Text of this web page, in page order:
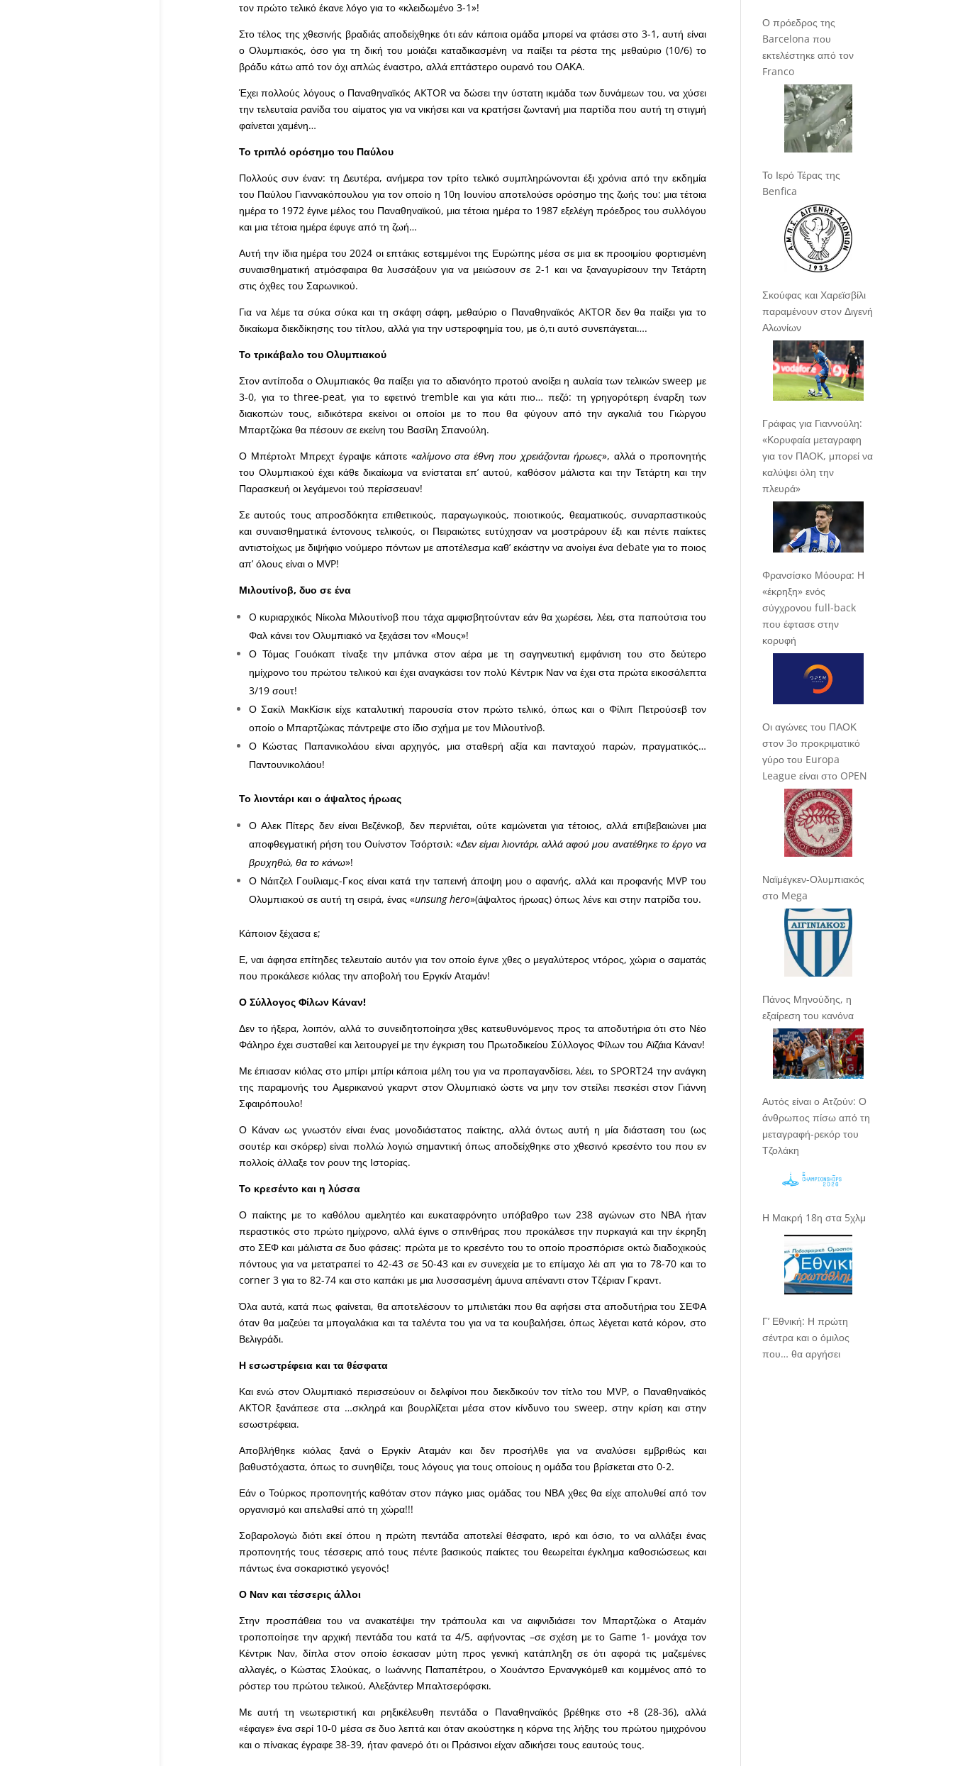
τον πρώτο τελικό έκανε λόγο για το «κλειδωμένο 3-1»!
Στο τέλος της χθεσινής βραδιάς αποδείχθηκε ότι εάν κάποια ομάδα μπορεί να φτάσει στο 3-1, αυτή είναι
ο Ολυμπιακός, όσο για τη δική του μοιάζει καταδικασμένη να παίξει τα ρέστα της μεθαύριο (10/6) το
βράδυ κάτω από τον όχι απλώς έναστρο, αλλά επτάστερο ουρανό του ΟΑΚΑ.
Έχει πολλούς λόγους ο Παναθηναϊκός AKTOR να δώσει την ύστατη ικμάδα των δυνάμεων του, να χύσει
την τελευταία ρανίδα του αίματος για να νικήσει και να κρατήσει ζωντανή μια παρτίδα που αυτή τη στιγμή
φαίνεται χαμένη…
Το τριπλό ορόσημο του Παύλου
Πολλούς συν έναν: τη Δευτέρα, ανήμερα τον τρίτο τελικό συμπληρώνονται έξι χρόνια από την εκδημία
του Παύλου Γιαννακόπουλου για τον οποίο η 10η Ιουνίου αποτελούσε ορόσημο της ζωής του: μια τέτοια
ημέρα το 1972 έγινε μέλος του Παναθηναϊκού, μια τέτοια ημέρα το 1987 εξελέγη πρόεδρος του συλλόγου
και μια τέτοια ημέρα έφυγε από τη ζωή…
Αυτή την ίδια ημέρα του 2024 οι επτάκις εστεμμένοι της Ευρώπης μέσα σε μια εκ προοιμίου φορτισμένη
συναισθηματική ατμόσφαιρα θα λυσσάξουν για να μειώσουν σε 2-1 και να ξαναγυρίσουν την Τετάρτη
στις όχθες του Σαρωνικού.
Για να λέμε τα σύκα σύκα και τη σκάφη σάφη, μεθαύριο ο Παναθηναϊκός AKTOR δεν θα παίξει για το
δικαίωμα διεκδίκησης του τίτλου, αλλά για την υστεροφημία του, με ό,τι αυτό συνεπάγεται….
Το τρικάβαλο του Ολυμπιακού
Στον αντίποδα ο Ολυμπιακός θα παίξει για το αδιανόητο προτού ανοίξει η αυλαία των τελικών sweep με
3-0, για το three-peat, για το εφετινό tremble και για κάτι πιο… πεζό: τη γρηγορότερη έναρξη των
διακοπών τους, ειδικότερα εκείνοι οι οποίοι με το που θα φύγουν από την αγκαλιά του Γιώργου
Μπαρτζώκα θα πέσουν σε εκείνη του Βασίλη Σπανούλη.
Ο Μπέρτολτ Μπρεχτ έγραψε κάποτε «αλίμονο στα έθνη που χρειάζονται ήρωες», αλλά ο προπονητής
του Ολυμπιακού έχει κάθε δικαίωμα να ενίσταται επ’ αυτού, καθόσον μάλιστα και την Τετάρτη και την
Παρασκευή οι λεγάμενοι τού περίσσευαν!
Σε αυτούς τους απροσδόκητα επιθετικούς, παραγωγικούς, ποιοτικούς, θεαματικούς, συναρπαστικούς
και συναισθηματικά έντονους τελικούς, οι Πειραιώτες ευτύχησαν να μοστράρουν έξι και πέντε παίκτες
αντιστοίχως με διψήφιο νούμερο πόντων με αποτέλεσμα καθ’ εκάστην να ανοίγει ένα debate για το ποιος
απ’ όλους είναι ο ΜVP!
Μιλουτίνοβ, δυο σε ένα
O κυριαρχικός Νίκολα Μιλουτίνοβ που τάχα αμφισβητούνταν εάν θα χωρέσει, λέει, στα παπούτσια του
Φαλ κάνει τον Ολυμπιακό να ξεχάσει τον «Μους»!
Ο Τόμας Γουόκαπ τίναξε την μπάνκα στον αέρα με τη σαγηνευτική εμφάνιση του στο δεύτερο
ημίχρονο του πρώτου τελικού και έχει αναγκάσει τον πολύ Κέντρικ Ναν να έχει στα πρώτα εικοσάλεπτα
3/19 σουτ!
Ο Σακίλ ΜακΚίσικ είχε καταλυτική παρουσία στον πρώτο τελικό, όπως και ο Φίλιπ Πετρούσεβ τον
οποίο ο Μπαρτζώκας πάντρεψε στο ίδιο σχήμα με τον Μιλουτίνοβ.
Ο Κώστας Παπανικολάου είναι αρχηγός, μια σταθερή αξία και πανταχού παρών, πραγματικός…
Παντουνικολάου!
Το λιοντάρι και ο άψαλτος ήρωας
Ο Αλεκ Πίτερς δεν είναι Βεζένκοβ, δεν περνιέται, ούτε καμώνεται για τέτοιος, αλλά επιβεβαιώνει μια
αποφθεγματική ρήση του Ουίνστον Τσόρτσιλ: «Δεν είμαι λιοντάρι, αλλά αφού μου ανατέθηκε το έργο να
βρυχηθώ, θα το κάνω»!
Ο Νάιτζελ Γουίλιαμς-Γκος είναι κατά την ταπεινή άποψη μου ο αφανής, αλλά και προφανής MVP του
Ολυμπιακού σε αυτή τη σειρά, ένας «unsunghero»(άψαλτος ήρωας) όπως λένε και στην πατρίδα του.
Κάποιον ξέχασα ε;
Ε, ναι άφησα επίτηδες τελευταίο αυτόν για τον οποίο έγινε χθες ο μεγαλύτερος ντόρος, χώρια ο σαματάς
που προκάλεσε κιόλας την αποβολή του Εργκίν Αταμάν!
Ο Σύλλογος Φίλων Κάναν!
Δεν το ήξερα, λοιπόν, αλλά το συνειδητοποίησα χθες κατευθυνόμενος προς τα αποδυτήρια ότι στο Νέο
Φάληρο έχει συσταθεί και λειτουργεί με την έγκριση του Πρωτοδικείου Σύλλογος Φίλων του Αϊζάια Κάναν!
Με έπιασαν κιόλας στο μπίρι μπίρι κάποια μέλη του για να προπαγανδίσει, λέει, το SPORT24 την ανάγκη
της παραμονής του Αμερικανού γκαρντ στον Ολυμπιακό ώστε να μην τον στείλει πεσκέσι στον Γιάννη
Σφαιρόπουλο!
Ο Κάναν ως γνωστόν είναι ένας μονοδιάστατος παίκτης, αλλά όντως αυτή η μία διάσταση του (ως
σουτέρ και σκόρερ) είναι πολλώ λογιώ σημαντική όπως αποδείχθηκε στο χθεσινό κρεσέντο του που εν
πολλοίς άλλαξε τον ρουν της Ιστορίας.
Το κρεσέντο και η λύσσα
Ο παίκτης με το καθόλου αμελητέο και ευκαταφρόνητο υπόβαθρο των 238 αγώνων στο ΝΒΑ ήταν
περαστικός στο πρώτο ημίχρονο, αλλά έγινε ο σπινθήρας που προκάλεσε την πυρκαγιά και την έκρηξη
στο ΣΕΦ και μάλιστα σε δυο φάσεις: πρώτα με το κρεσέντο του το οποίο προσπόρισε οκτώ διαδοχικούς
πόντους για να μετατραπεί το 42-43 σε 50-43 και εν συνεχεία με το επίμαχο λέι απ για το 78-70 και το
corner 3 για το 82-74 και στο καπάκι με μια λυσσασμένη άμυνα απέναντι στον Τζέριαν Γκραντ.
Όλα αυτά, κατά πως φαίνεται, θα αποτελέσουν το μπιλιετάκι που θα αφήσει στα αποδυτήρια του ΣΕΦΑ
όταν θα μαζεύει τα μπογαλάκια και τα ταλέντα του για να τα κουβαλήσει, όπως λέγεται κατά κόρον, στο
Βελιγράδι.
Η εσωστρέφεια και τα θέσφατα
Και ενώ στον Ολυμπιακό περισσεύουν οι δελφίνοι που διεκδικούν τον τίτλο του MVP, ο Παναθηναϊκός
AKTOR ξανάπεσε στα …σκληρά και βουρλίζεται μέσα στον κίνδυνο του sweep, στην κρίση και στην
εσωστρέφεια.
Αποβλήθηκε κιόλας ξανά ο Εργκίν Αταμάν και δεν προσήλθε για να αναλύσει εμβριθώς και
βαθυστόχαστα, όπως το συνηθίζει, τους λόγους για τους οποίους η ομάδα του βρίσκεται στο 0-2.
Εάν ο Τούρκος προπονητής καθόταν στον πάγκο μιας ομάδας του ΝΒΑ χθες θα είχε απολυθεί από τον
οργανισμό και απελαθεί από τη χώρα!!!
Σοβαρολογώ διότι εκεί όπου η πρώτη πεντάδα αποτελεί θέσφατο, ιερό και όσιο, το να αλλάξει ένας
προπονητής τους τέσσερις από τους πέντε βασικούς παίκτες του θεωρείται έγκλημα καθοσιώσεως και
πάντως ένα σοκαριστικό γεγονός!
Ο Ναν και τέσσερις άλλοι
Στην προσπάθεια του να ανακατέψει την τράπουλα και να αιφνιδιάσει τον Μπαρτζώκα ο Αταμάν
τροποποίησε την αρχική πεντάδα του κατά τα 4/5, αφήνοντας –σε σχέση με το Game 1- μονάχα τον
Κέντρικ Ναν, δίπλα στον οποίο έσκασαν μύτη προς γενική κατάπληξη σε ότι αφορά τις μαζεμένες
αλλαγές, ο Κώστας Σλούκας, ο Ιωάννης Παπαπέτρου, ο Χουάντσο Ερνανγκόμεθ και κομμένος από το
ρόστερ του πρώτου τελικού, Αλεξάντερ Μπαλτσερόφσκι.
Με αυτή τη νεωτεριστική και ρηξικέλευθη πεντάδα ο Παναθηναϊκός βρέθηκε στο +8 (28-36), αλλά
«έφαγε» ένα σερί 10-0 μέσα σε δυο λεπτά και όταν ακούστηκε η κόρνα της λήξης του πρώτου ημιχρόνου
και ο πίνακας έγραφε 38-39, ήταν φανερό ότι οι Πράσινοι είχαν αδικήσει τους εαυτούς τους.
Ο πρόεδρος της
Barcelona που
εκτελέστηκε από τον
Franco
Το Ιερό Τέρας της
Benfica
Σκούφας και Χαρεϊσβίλι
παραμένουν στον Διγενή
Αλωνίων
Γράφας για Γιαννούλη:
«Κορυφαία μεταγραφη
για τον ΠΑΟΚ, μπορεί να
καλύψει όλη την
πλευρά»
Φρανσίσκο Μόουρα: Η
«έκρηξη» ενός
σύγχρονου full-back
που έφτασε στην
κορυφή
Οι αγώνες του ΠΑΟΚ
στον 3ο προκριματικό
γύρο του Europa
League είναι στο OPEN
Ναϊμέγκεν-Ολυμπιακός
στο Mega
Πάνος Μηνούδης, η
εξαίρεση του κανόνα
Αυτός είναι ο Ατζούν: Ο
άνθρωπος πίσω από τη
μεταγραφή-ρεκόρ του
Τζολάκη
Η Μακρή 18η στα 5χλμ
Γ’ Εθνική: Η πρώτη
σέντρα και ο όμιλος
που… θα αργήσει